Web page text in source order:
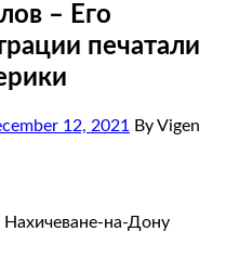
– Его
печатали
12, 2021
By Vigen
Нахичеване-на-Дону